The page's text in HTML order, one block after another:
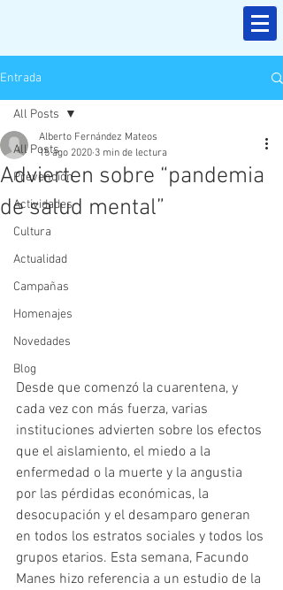
Entrada
All Posts
Prevención
Actividades
Cultura
Actualidad
Campañas
Homenajes
Novedades
Blog
All Posts
Advierten sobre “pandemia
de salud mental”
Alberto Fernández Mateos
15 ago 2020 3 min de lectura
Desde que comenzó la cuarentena, y
cada vez con más fuerza, varias
instituciones advierten sobre los efectos
que el aislamiento, el miedo a la
enfermedad o la muerte y la angustia
por las pérdidas económicas, la
desocupación y el desamparo generan
en todos los estratos sociales y todos los
grupos etarios. Esta semana, Facundo
Manes hizo referencia a un estudio de la